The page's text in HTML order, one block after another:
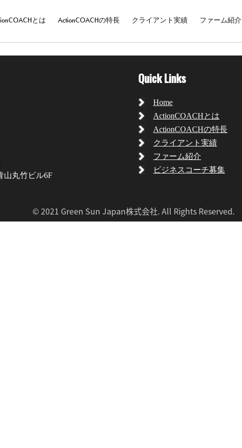
とは ActionCOACHの特長 クライアント実績 ファーム紹介
山丸竹ビル6F
Quick Links
Home
ActionCOACHとは
ActionCOACHの特長
クライアント実績
ファーム紹介
ビジネスコーチ募集
© 2021 Green Sun Japan株式会社. All Rights Reserved.